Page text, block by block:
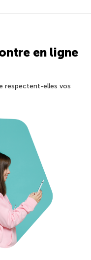
en ligne
respectent-elles vos